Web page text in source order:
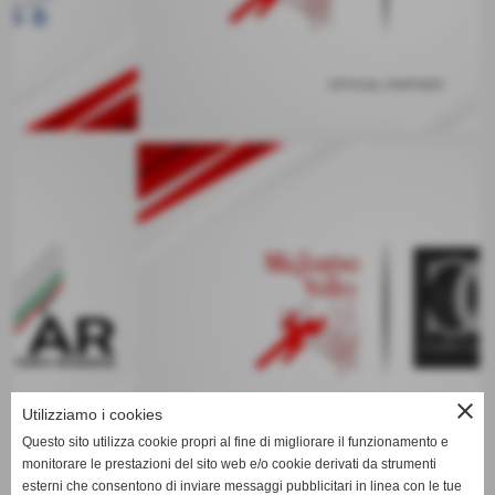
keyboard_arrow_left keyboard_arrow_right
close
Utilizziamo i cookies
Questo sito utilizza cookie propri al fine di migliorare il funzionamento e
monitorare le prestazioni del sito web e/o cookie derivati da strumenti
esterni che consentono di inviare messaggi pubblicitari in linea con le tue